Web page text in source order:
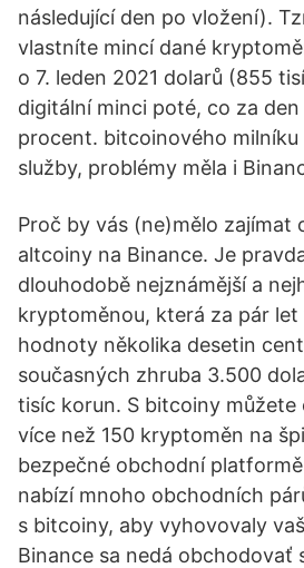
následující den po vložení).
vlastníte mincí dané
o 7. leden 2021 dolarů (855
digitální minci poté, co za den
procent. bitcoinového
služby, problémy měla i
Proč by vás (ne)mělo zajímat
altcoiny na Binance. Je
dlouhodobě nejznámější a
kryptoměnou, která za pár let
hodnoty několika desetin
současných zhruba 3.500
tisíc korun. S bitcoiny
více než 150 kryptoměn na
bezpečné obchodní
nabízí mnoho obchodních
s bitcoiny, aby vyhovovaly
Binance sa nedá obchodovať